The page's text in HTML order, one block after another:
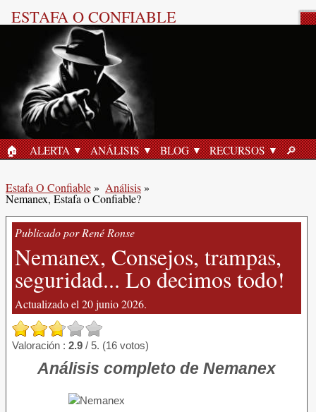
ESTAFA O CONFIABLE
INICIO
🏠︎ ALERTA ANÁLISIS BLOG RECURSOS 🔎︎
Estafa O Confiable» Análisis»
Nemanex, Estafa o Confiable?
Publicado por René Ronse
Nemanex, Consejos, trampas,
seguridad... Lo decimos todo!
Actualizado el 20 junio 2026.
Valoración : 2.9 / 5. (16 votos)
Análisis completo de Nemanex